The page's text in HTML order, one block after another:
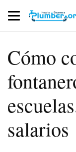
Cómo
salarios